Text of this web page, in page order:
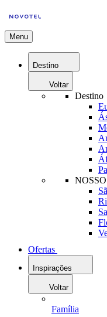
Menu
Destino
Voltar
Destino
Ofertas
Inspirações
Voltar
Família